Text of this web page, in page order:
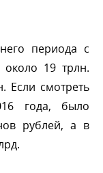
периода с
19 трлн.
Если смотреть
года, было
рублей, а